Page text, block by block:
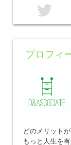
twitter
プロフィ
どのメリット
もっと人生を